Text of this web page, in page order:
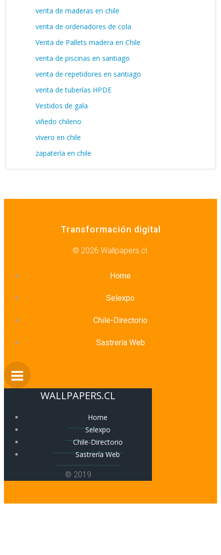
venta de maderas en chile
venta de ordenadores de cola
Venta de Pallets madera en Chile
venta de piscinas en santiago
venta de repetidores en santiago
venta de tuberías HPDE
Vestidos de gala
viñedo chileno
vivero en chile
zapatería en chile
Transformación digital
© 2026 Wallpapers.cl.
Home
Selexpo
Chile-Directorio
Sastrería Web
WALLPAPERS.CL
Home
Selexpo
Chile-Directorio
Sastrería Web
© 2019